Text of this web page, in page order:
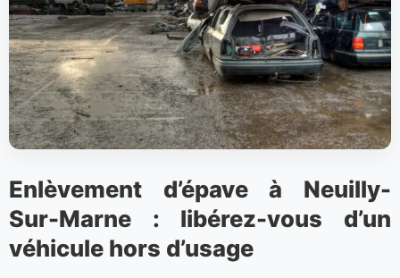
Enlèvement d’épave à Neuilly-
Sur-Marne : libérez-vous d’un
véhicule hors d’usage